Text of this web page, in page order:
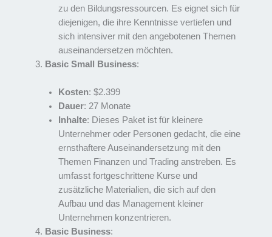
zu den Bildungsressourcen. Es eignet sich für
diejenigen, die ihre Kenntnisse vertiefen und
sich intensiver mit den angebotenen Themen
auseinandersetzen möchten.
Basic Small Business:
Kosten: $2.399
Dauer: 27 Monate
Inhalte: Dieses Paket ist für kleinere
Unternehmer oder Personen gedacht, die eine
ernsthaftere Auseinandersetzung mit den
Themen Finanzen und Trading anstreben. Es
umfasst fortgeschrittene Kurse und
zusätzliche Materialien, die sich auf den
Aufbau und das Management kleiner
Unternehmen konzentrieren.
Basic Business: